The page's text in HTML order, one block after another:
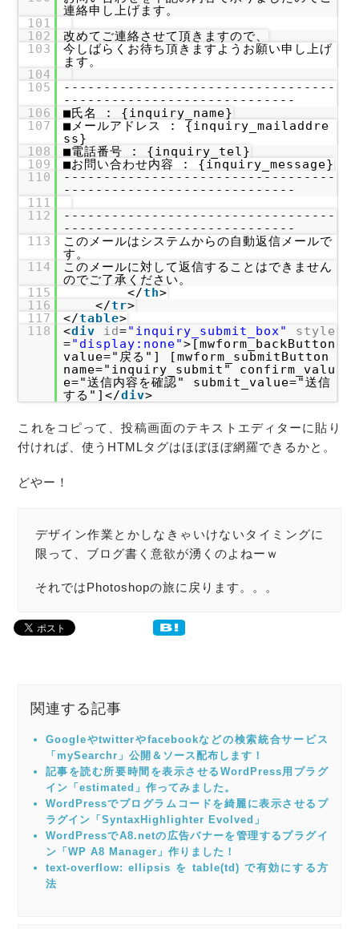
連絡申し上げます。
101
102
改めてご連絡させて頂きますので、
103
今しばらくお待ち頂きますようお願い申し上げ
ます。
104
105
----------------------------------
-----------------------------
106
■氏名 : {inquiry_name}
107
■メールアドレス : {inquiry_mailaddre
ss}
108
■電話番号 : {inquiry_tel}
109
■お問い合わせ内容 : {inquiry_message}
110
----------------------------------
-----------------------------
111
112
----------------------------------
-----------------------------
113
このメールはシステムからの自動返信メールで
す。
114
このメールに対して返信することはできません
のでご了承ください。
115
</th>
116
</tr>
117
</table>
118
<div id="inquiry_submit_box"
style
="display:none">[mwform_backButton
value="戻る"] [mwform_submitButton
name="inquiry_submit" confirm_valu
e="送信内容を確認" submit_value="送信
する"]</div>
これをコピって、投稿画面のテキストエディターに貼り
付ければ、使うHTMLタグはほぼほぼ網羅できるかと。
どやー！
デザイン作業とかしなきゃいけないタイミングに
限って、ブログ書く意欲が湧くのよねーｗ
それではPhotoshopの旅に戻ります。。。
関連する記事
Googleやtwitterやfacebookなどの検索統合サービス
「mySearchr」公開＆ソース配布します！
記事を読む所要時間を表示させるWordPress用プラグ
イン「estimated」作ってみました。
WordPressでプログラムコードを綺麗に表示させるプ
ラグイン「SyntaxHighlighter Evolved」
WordPressでA8.netの広告バナーを管理するプラグイ
ン「WP A8 Manager」作りました！
text-overflow: ellipsis を table(td) で有効にする方
法